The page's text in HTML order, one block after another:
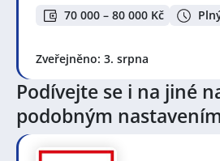
70 000 – 80 000 Kč
Zveřejněno: 3. srpna
Podívejte se i na jiné
podobným